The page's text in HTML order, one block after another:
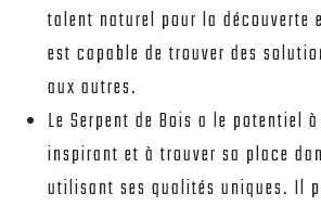
talent naturel pour la découverte
est capable de trouver des
aux autres.
Le Serpent de Bois a le potentiel
inspirant et à trouver sa place
utilisant ses qualités uniques. Il